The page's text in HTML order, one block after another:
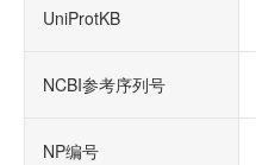
UniProtKB
NCBI参考序列号
NP编号